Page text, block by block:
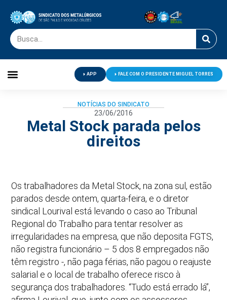
APP FALE COM O PRESIDENTE MIGUEL TORRES
NOTÍCIAS DO SINDICATO
23/06/2016
Metal Stock parada pelos
direitos
Os trabalhadores da Metal Stock, na zona sul, estão
parados desde ontem, quarta-feira, e o diretor
sindical Lourival está levando o caso ao Tribunal
Regional do Trabalho para tentar resolver as
irregularidades na empresa, que não deposita FGTS,
não registra funcionário – 5 dos 8 empregados não
têm registro -, não paga férias, não pagou o reajuste
salarial e o local de trabalho oferece risco à
segurança dos trabalhadores. “Tudo está errado lá”,